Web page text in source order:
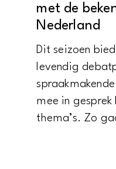
met de
Nederland
Dit seizoen
levendig
mee in
thema’s. Zo